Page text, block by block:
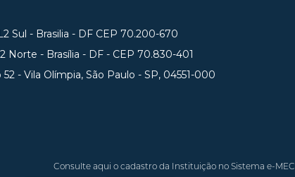
Sul - Brasilia - DF CEP 70.200-670
Norte - Brasília - DF - CEP 70.830-401
- Vila Olímpia, São Paulo - SP, 04551-000
Consulte aqui o cadastro da Instituição no Sistema e-MEC